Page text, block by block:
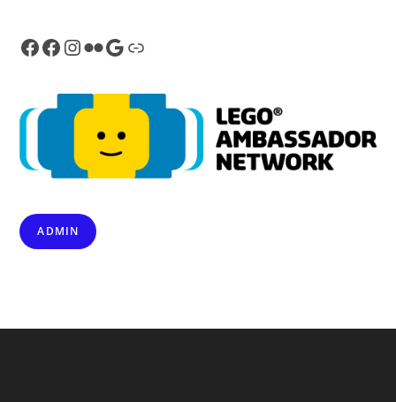
Facebook
Facebook
Instagram
FlickrGoogle
Link
ADMIN